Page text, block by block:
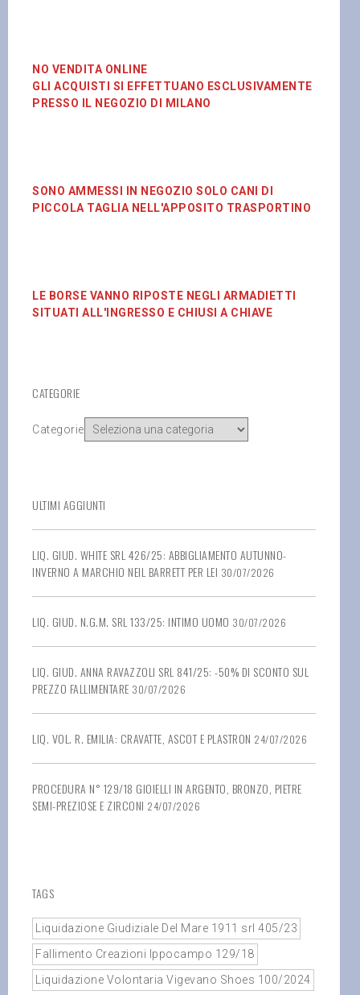
NO VENDITA ONLINE
GLI ACQUISTI SI EFFETTUANO ESCLUSIVAMENTE
PRESSO IL NEGOZIO DI MILANO
SONO AMMESSI IN NEGOZIO SOLO CANI DI
PICCOLA TAGLIA NELL'APPOSITO TRASPORTINO
LE BORSE VANNO RIPOSTE NEGLI ARMADIETTI
SITUATI ALL'INGRESSO E CHIUSI A CHIAVE
CATEGORIE
Categorie
ULTIMI AGGIUNTI
LIQ. GIUD. WHITE SRL 426/25: ABBIGLIAMENTO AUTUNNO-
INVERNO A MARCHIO NEIL BARRETT PER LEI 30/07/2026
LIQ. GIUD. N.G.M. SRL 133/25: INTIMO UOMO 30/07/2026
LIQ. GIUD. ANNA RAVAZZOLI SRL 841/25: -50% DI SCONTO SUL
PREZZO FALLIMENTARE 30/07/2026
LIQ. VOL. R. EMILIA: CRAVATTE, ASCOT E PLASTRON 24/07/2026
PROCEDURA N° 129/18 GIOIELLI IN ARGENTO, BRONZO, PIETRE
SEMI-PREZIOSE E ZIRCONI 24/07/2026
TAGS
Liquidazione Giudiziale Del Mare 1911 srl 405/23
Fallimento Creazioni Ippocampo 129/18
Liquidazione Volontaria Vigevano Shoes 100/2024